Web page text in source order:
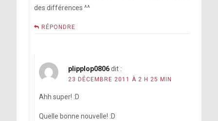
des différences ^^
RÉPONDRE
plipplop0806dit :
23 DÉCEMBRE 2011 À 2 H 25 MIN
Ahh super! :D
Quelle bonne nouvelle! :D